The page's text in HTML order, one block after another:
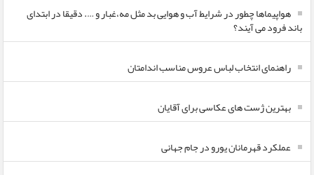
هواپیماها چطور در شرایط آب و هوایی بد مثل مه،غبار و …. دقیقا در ابتدای
باند فرود می آیند؟
راهنمای انتخاب لباس عروس مناسب اندامتان
بهترین ژست های عکاسی برای آقایان
عملکرد قهرمانان یورو در جام جهانی